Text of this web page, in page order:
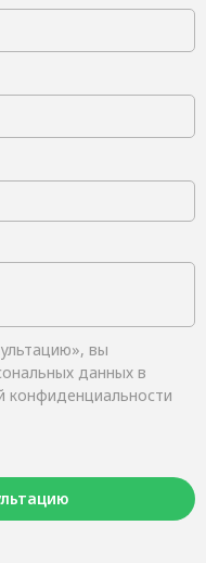
вы
данных в
конфиденциальности